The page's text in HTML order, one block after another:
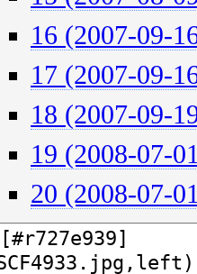
16 (2007-09-
17 (2007-09-
18 (2007-09-
19 (2008-07-
20 (2008-07-